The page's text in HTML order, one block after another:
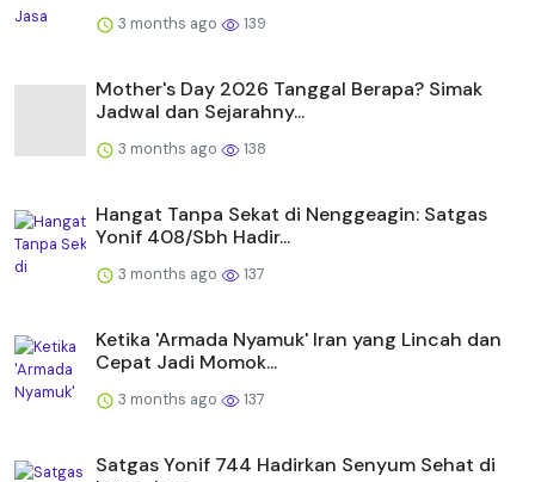
3 months ago 139
Mother's Day 2026 Tanggal Berapa? Simak
Jadwal dan Sejarahny...
3 months ago 138
Hangat Tanpa Sekat di Nenggeagin: Satgas
Yonif 408/Sbh Hadir...
3 months ago 137
Ketika 'Armada Nyamuk' Iran yang Lincah dan
Cepat Jadi Momok...
3 months ago 137
Satgas Yonif 744 Hadirkan Senyum Sehat di